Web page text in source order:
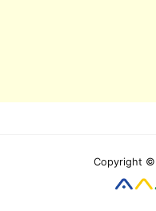
Copyright ©